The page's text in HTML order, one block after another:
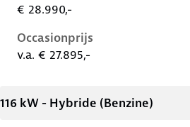
€ 28.990,-
Occasionprijs
v.a. € 27.895,-
116 kW - Hybride (Benzine)